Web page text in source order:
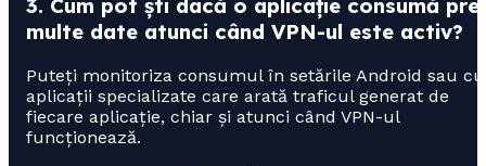
3. Cum pot ști dacă o aplicație consumă
multe date atunci când VPN-ul este activ?
Puteți monitoriza consumul în setările Android sau cu
aplicații specializate care arată traficul generat de
fiecare aplicație, chiar și atunci când VPN-ul
funcționează.